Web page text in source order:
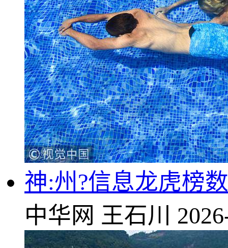
神:州?信息龙虎榜
中华网 王石川